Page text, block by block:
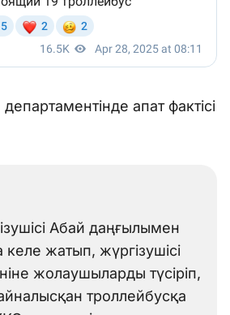
апат фактісі
Абай даңғылымен
жатып, жүргізушісі
жолаушыларды түсіріп,
троллейбусқа